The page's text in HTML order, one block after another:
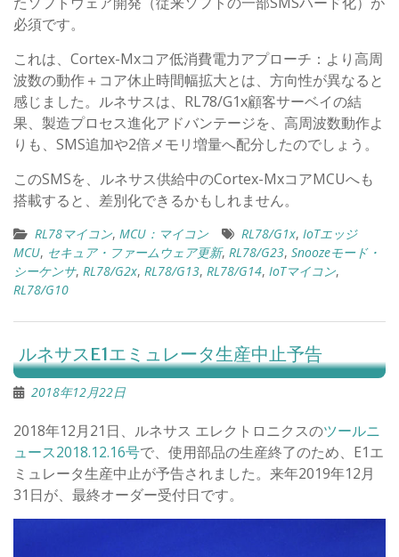
必須です。
これは、Cortex-Mxコア低消費電力アプローチ：より高周
波数の動作＋コア休止時間幅拡大とは、方向性が異なると
感じました。ルネサスは、RL78/G1x顧客サーベイの結
果、製造プロセス進化アドバンテージを、高周波数動作よ
りも、SMS追加や2倍メモリ増量へ配分したのでしょう。
このSMSを、ルネサス供給中のCortex-MxコアMCUへも
搭載すると、差別化できるかもしれません。
RL78マイコン, MCU：マイコン RL78/G1x, IoTエッジ
MCU, セキュア・ファームウェア更新, RL78/G23, Snoozeモード・
シーケンサ, RL78/G2x, RL78/G13, RL78/G14, IoTマイコン,
RL78/G10
ルネサスE1エミュレータ生産中止予告
2018年12月22日
2018年12月21日、ルネサス エレクトロニクスのツールニ
ュース2018.12.16号で、使用部品の生産終了のため、E1エ
ミュレータ生産中止が予告されました。来年2019年12月
31日が、最終オーダー受付日です。